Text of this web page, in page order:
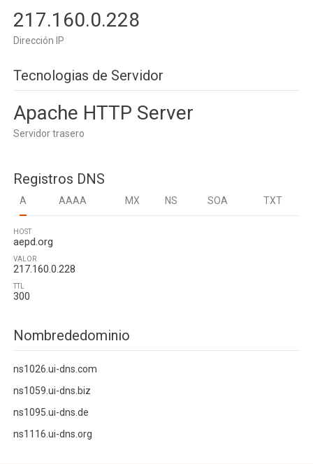
217.160.0.228
Dirección IP
Tecnologias de Servidor
Apache HTTP Server
Servidor trasero
Registros DNS
A AAAA MX NS SOA TXT
HOST
aepd.org
VALOR
217.160.0.228
TTL
300
Nombrededominio
ns1026.ui-dns.com
ns1059.ui-dns.biz
ns1095.ui-dns.de
ns1116.ui-dns.org